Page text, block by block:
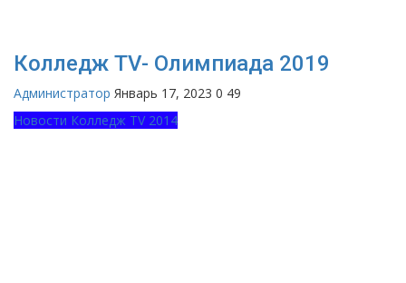
Колледж TV- Олимпиада 2019
Администратор Январь 17, 2023 0 49
Новости Колледж TV 2014